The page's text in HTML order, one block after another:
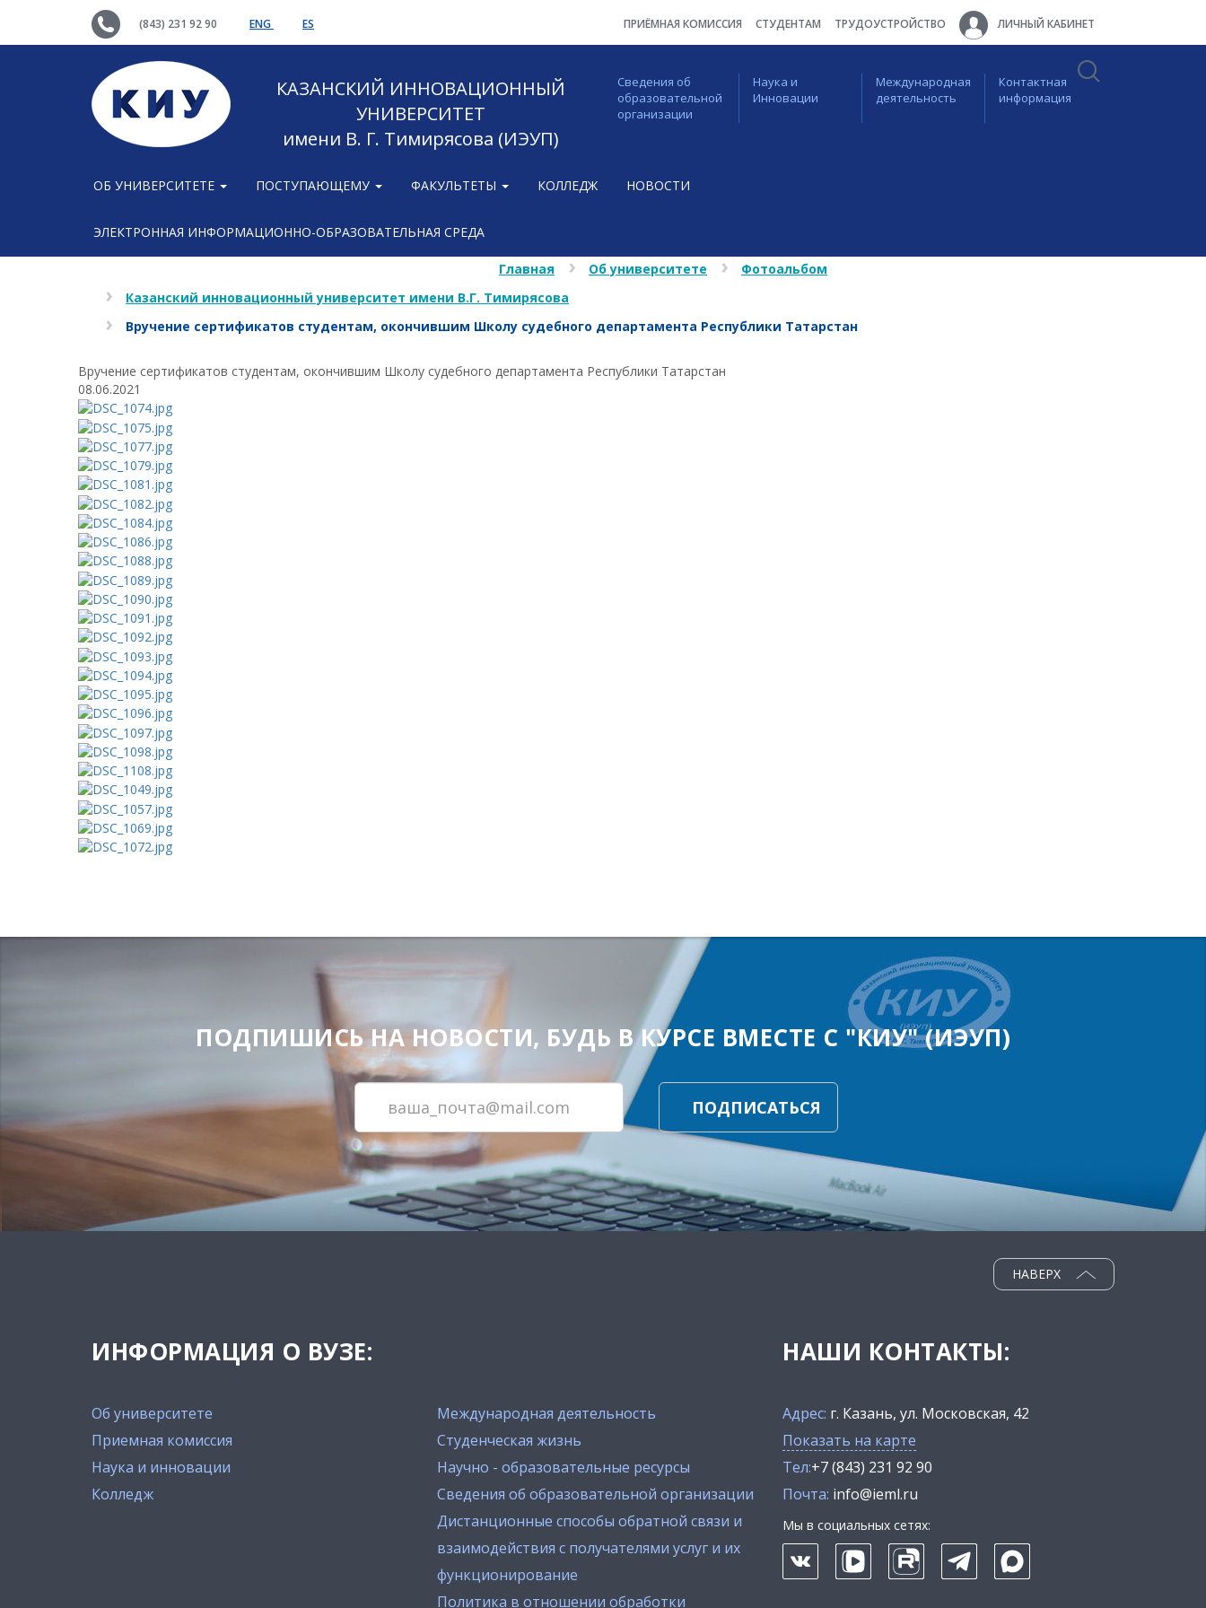
(843) 231 92 90 ENG ES ПРИЁМНАЯ КОМИССИЯ СТУДЕНТАМ ТРУДОУСТРОЙСТВО ЛИЧНЫЙ КАБИНЕТ
КАЗАНСКИЙ ИННОВАЦИОННЫЙ
УНИВЕРСИТЕТ
имени В. Г. Тимирясова (ИЭУП)
Сведения об
образовательной
организации
Наука и
Инновации
Международная
деятельность
Контактная
информация
ОБ УНИВЕРСИТЕТЕ ПОСТУПАЮЩЕМУ ФАКУЛЬТЕТЫ КОЛЛЕДЖ НОВОСТИ
ЭЛЕКТРОННАЯ ИНФОРМАЦИОННО-ОБРАЗОВАТЕЛЬНАЯ СРЕДА
Главная Об университете
Фотоальбом
Казанский инновационный университет имени В.Г. Тимирясова
Вручение сертификатов студентам, окончившим Школу судебного департамента Республики Татарстан
Вручение сертификатов студентам, окончившим Школу судебного департамента Республики Татарстан
08.06.2021
ПОДПИШИСЬ НА НОВОСТИ, БУДЬ В КУРСЕ ВМЕСТЕ С "КИУ" (ИЭУП)
ПОДПИСАТЬСЯ
ИНФОРМАЦИЯ О ВУЗЕ:
Об университете
Приемная комиссия
Наука и инновации
Колледж
Международная деятельность
Студенческая жизнь
Научно - образовательные ресурсы
Сведения об образовательной организации
Дистанционные способы обратной связи и
взаимодействия с получателями услуг и их
функционирование
Политика в отношении обработки
НАВЕРХ
НАШИ КОНТАКТЫ:
Адрес: г. Казань, ул. Московская, 42
Показать на карте
Тел:+7 (843) 231 92 90
Почта: info@ieml.ru
Мы в социальных сетях: